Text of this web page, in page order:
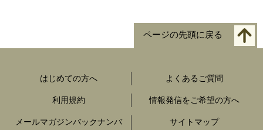
ページの先頭に戻る
はじめての方へ よくあるご質問
利用規約 情報発信をご希望の方へ
メールマガジンバックナンバ
サイトマップ